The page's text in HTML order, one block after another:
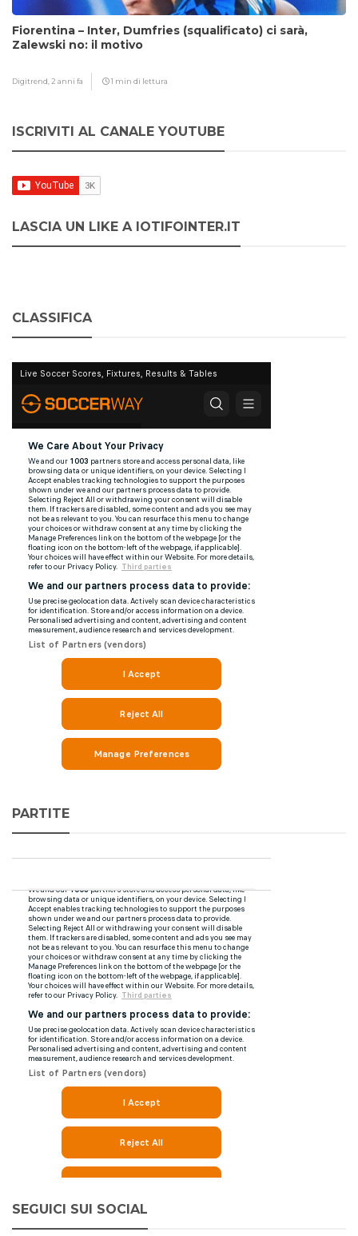
Fiorentina – Inter, Dumfries (squalificato) ci sarà,
Zalewski no: il motivo
Digitrend, 2 anni fa 1 min di lettura
ISCRIVITI AL CANALE YOUTUBE
LASCIA UN LIKE A IOTIFOINTER.IT
CLASSIFICA
PARTITE
SEGUICI SUI SOCIAL